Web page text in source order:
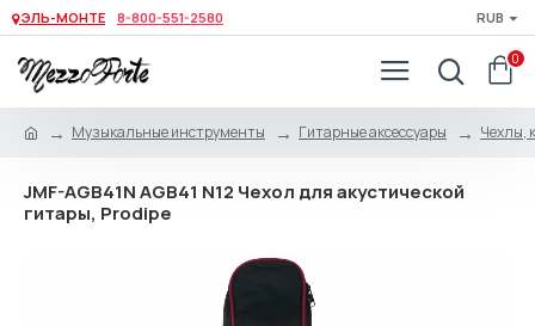
ЭЛЬ-МОНТЕ 8-800-551-2580 RUB
0
Музыкальные инструменты Гитарные аксессуары Чехлы,
JMF-AGB41N AGB41 N12 Чехол для акустической
гитары, Prodipe